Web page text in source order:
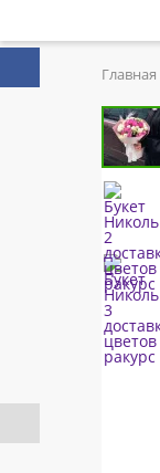
Главная